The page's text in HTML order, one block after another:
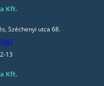
Kft.
Széchenyi utca 68.
13
Kft.